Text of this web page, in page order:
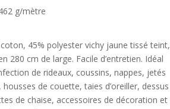
g/mètre
45% polyester vichy jaune tissé teint,
280 cm de large. Facile d’entretien. Idéal
de rideaux, coussins, nappes, jetés
housses de couette, taies d’oreiller, dessus
de chaise, accessoires de décoration et